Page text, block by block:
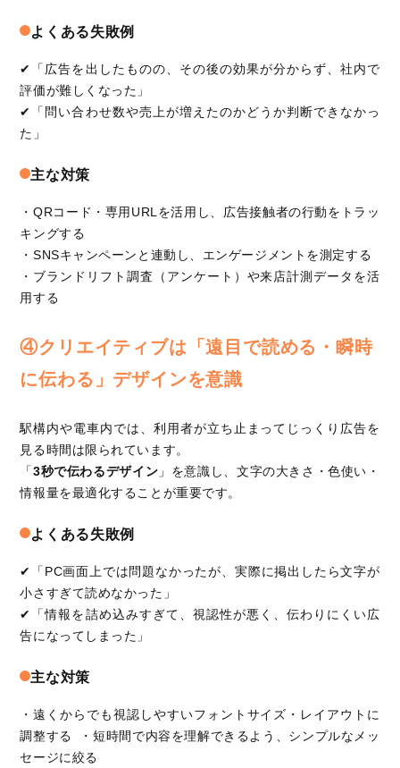
よくある失敗例
✔「広告を出したものの、その後の効果が分からず、社内で
評価が難しくなった」
✔「問い合わせ数や売上が増えたのかどうか判断できなかっ
た」
主な対策
・QRコード・専用URLを活用し、広告接触者の行動をトラッ
キングする
・SNSキャンペーンと連動し、エンゲージメントを測定する
・ブランドリフト調査（アンケート）や来店計測データを活
用する
④クリエイティブは「遠目で読める・瞬時
に伝わる」デザインを意識
駅構内や電車内では、利用者が立ち止まってじっくり広告を
見る時間は限られています。
「3秒で伝わるデザイン 」を意識し、文字の大きさ・色使い・
情報量を最適化することが重要です。
よくある失敗例
✔「PC画面上では問題なかったが、実際に掲出したら文字が
小さすぎて読めなかった」
✔「情報を詰め込みすぎて、視認性が悪く、伝わりにくい広
告になってしまった」
主な対策
・遠くからでも視認しやすいフォントサイズ・レイアウトに
調整する ・短時間で内容を理解できるよう、シンプルなメッ
セージに絞る